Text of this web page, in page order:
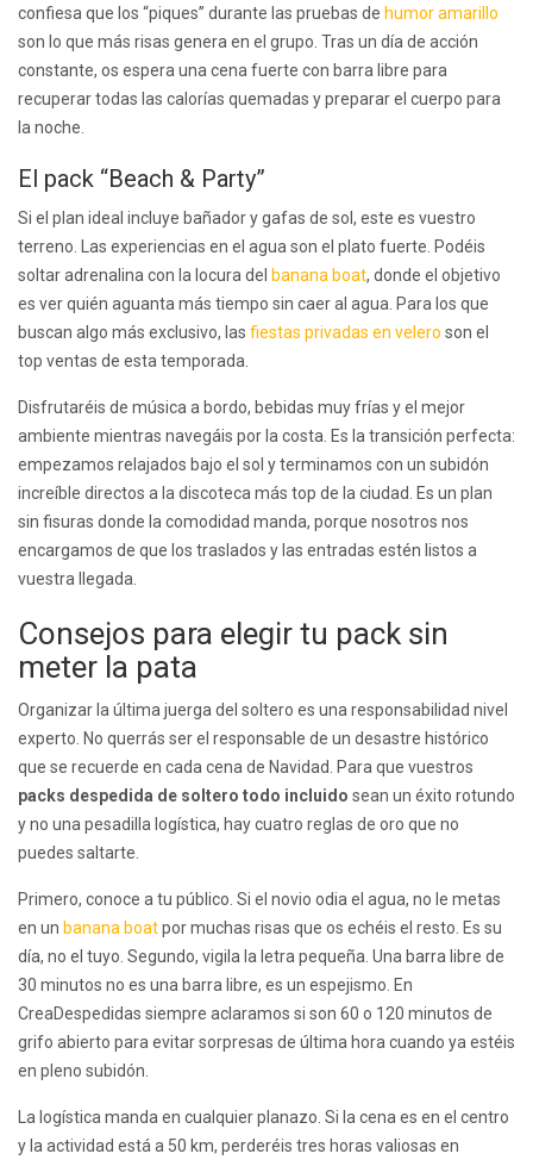
confiesa que los “piques” durante las pruebas de humor amarillo
son lo que más risas genera en el grupo. Tras un día de acción
constante, os espera una cena fuerte con barra libre para
recuperar todas las calorías quemadas y preparar el cuerpo para
la noche.
El pack “Beach & Party”
Si el plan ideal incluye bañador y gafas de sol, este es vuestro
terreno. Las experiencias en el agua son el plato fuerte. Podéis
soltar adrenalina con la locura del banana boat, donde el objetivo
es ver quién aguanta más tiempo sin caer al agua. Para los que
buscan algo más exclusivo, las fiestas privadas en velero son el
top ventas de esta temporada.
Disfrutaréis de música a bordo, bebidas muy frías y el mejor
ambiente mientras navegáis por la costa. Es la transición perfecta:
empezamos relajados bajo el sol y terminamos con un subidón
increíble directos a la discoteca más top de la ciudad. Es un plan
sin fisuras donde la comodidad manda, porque nosotros nos
encargamos de que los traslados y las entradas estén listos a
vuestra llegada.
Consejos para elegir tu pack sin
meter la pata
Organizar la última juerga del soltero es una responsabilidad nivel
experto. No querrás ser el responsable de un desastre histórico
que se recuerde en cada cena de Navidad. Para que vuestros
packs despedida de soltero todo incluido sean un éxito rotundo
y no una pesadilla logística, hay cuatro reglas de oro que no
puedes saltarte.
Primero, conoce a tu público. Si el novio odia el agua, no le metas
en un banana boatpor muchas risas que os echéis el resto. Es su
día, no el tuyo. Segundo, vigila la letra pequeña. Una barra libre de
30 minutos no es una barra libre, es un espejismo. En
CreaDespedidas siempre aclaramos si son 60 o 120 minutos de
grifo abierto para evitar sorpresas de última hora cuando ya estéis
en pleno subidón.
La logística manda en cualquier planazo. Si la cena es en el centro
y la actividad está a 50 km, perderéis tres horas valiosas en